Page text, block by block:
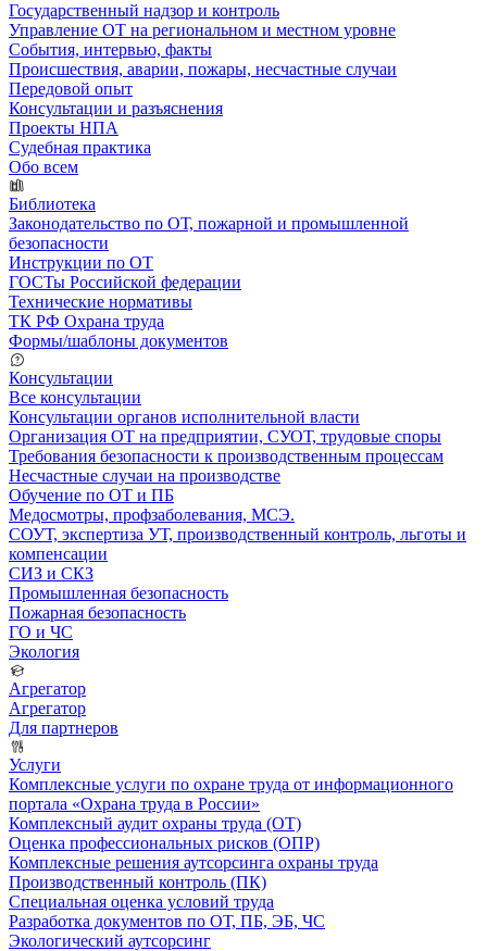
Государственный надзор и контроль
Управление ОТ на региональном и местном уровне
События, интервью, факты
Происшествия, аварии, пожары, несчастные случаи
Передовой опыт
Консультации и разъяснения
Проекты НПА
Судебная практика
Обо всем
Библиотека
Законодательство по ОТ, пожарной и промышленной
безопасности
Инструкции по ОТ
ГОСТы Российской федерации
Технические нормативы
ТК РФ Охрана труда
Формы/шаблоны документов
Консультации
Все консультации
Консультации органов исполнительной власти
Организация ОТ на предприятии, СУОТ, трудовые споры
Требования безопасности к производственным процессам
Несчастные случаи на производстве
Обучение по ОТ и ПБ
Медосмотры, профзаболевания, МСЭ.
СОУТ, экспертиза УТ, производственный контроль, льготы и
компенсации
СИЗ и СКЗ
Промышленная безопасность
Пожарная безопасность
ГО и ЧС
Экология
Агрегатор
Агрегатор
Для партнеров
Услуги
Комплексные услуги по охране труда от информационного
портала «Охрана труда в России»
Комплексный аудит охраны труда (ОТ)
Оценка профессиональных рисков (ОПР)
Комплексные решения аутсорсинга охраны труда
Производственный контроль (ПК)
Специальная оценка условий труда
Разработка документов по ОТ, ПБ, ЭБ, ЧС
Экологический аутсорсинг